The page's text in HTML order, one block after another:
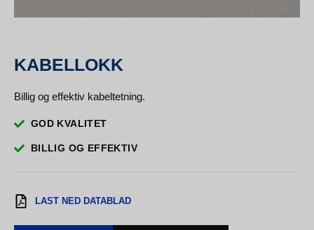
KABELLOKK
Billig og effektiv kabeltetning.
GOD KVALITET
BILLIG OG EFFEKTIV
LAST NED DATABLAD